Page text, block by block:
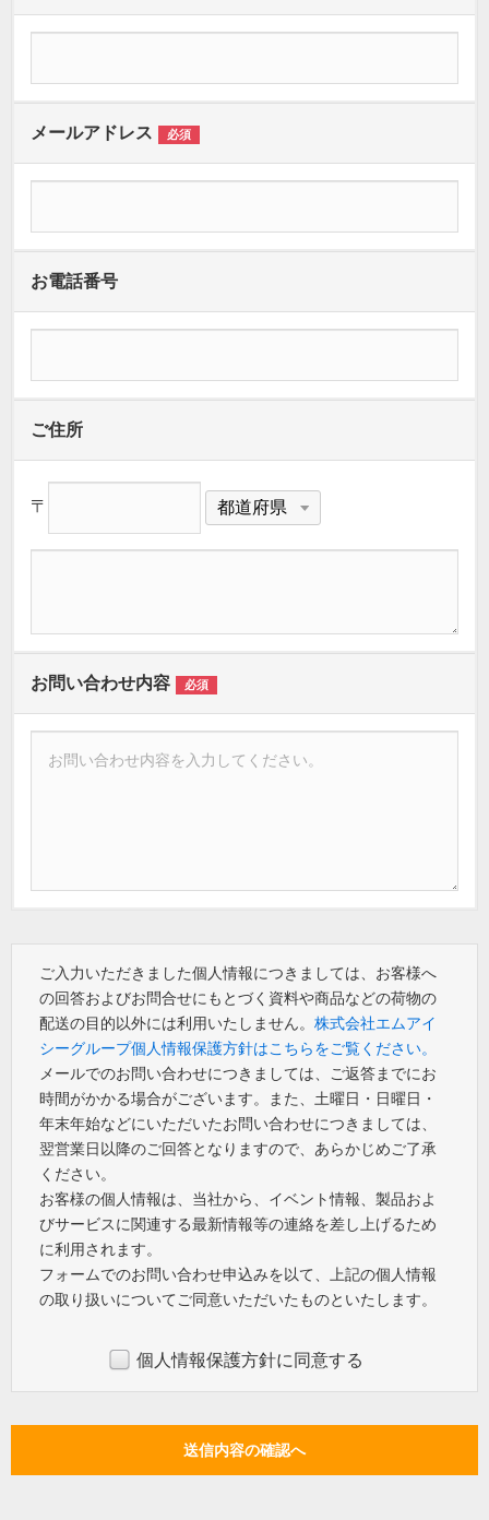
メールアドレス 必須
お電話番号
ご住所
〒
お問い合わせ内容 必須
ご入力いただきました個人情報につきましては、お客様へ
の回答およびお問合せにもとづく資料や商品などの荷物の
配送の目的以外には利用いたしません。 株式会社エムアイ
シーグループ個人情報保護方針はこちらをご覧ください。
メールでのお問い合わせにつきましては、ご返答までにお
時間がかかる場合がございます。また、土曜日・日曜日・
年末年始などにいただいたお問い合わせにつきましては、
翌営業日以降のご回答となりますので、あらかじめご了承
ください。
お客様の個人情報は、当社から、イベント情報、製品およ
びサービスに関連する最新情報等の連絡を差し上げるため
に利用されます。
フォームでのお問い合わせ申込みを以て、上記の個人情報
の取り扱いについてご同意いただいたものといたします。
個人情報保護方針に同意する